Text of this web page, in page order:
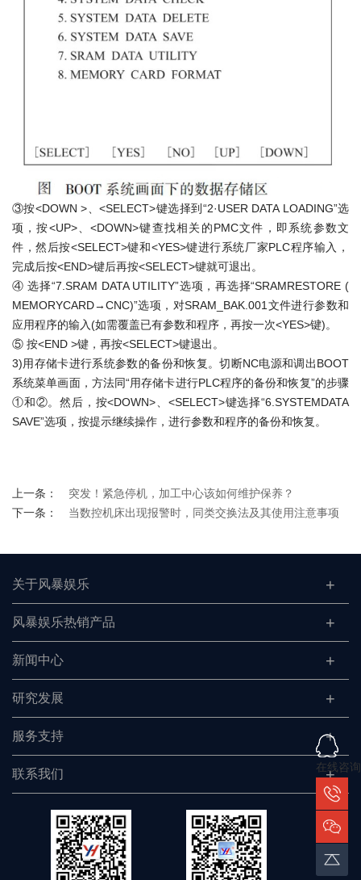
③按<DOWN >、<SELECT>键选择到“2·USER DATA LOADING”选
项，按<UP>、<DOWN>键查找相关的PMC文件，即系统参数文
件，然后按<SELECT>键和<YES>键进行系统厂家PLC程序输入，
完成后按<END>键后再按<SELECT>键就可退出。
④ 选择“7.SRAM DATA UTILITY”选项，再选择“SRAMRESTORE (
MEMORYCARD→CNC)”选项，对SRAM_BAK.001文件进行参数和
应用程序的输入(如需覆盖已有参数和程序，再按一次<YES>键)。
⑤ 按<END >键，再按<SELECT>键退出。
3)用存储卡进行系统参数的备份和恢复。切断NC电源和调出BOOT
系统菜单画面，方法同“用存储卡进行PLC程序的备份和恢复”的步骤
①和②。然后，按<DOWN>、<SELECT>键选择“6.SYSTEMDATA
SAVE”选项，按提示继续操作，进行参数和程序的备份和恢复。
上一条：
突发！紧急停机，加工中心该如何维护保养？
下一条：
当数控机床出现报警时，同类交换法及其使用注意事项
关于风暴娱乐
风暴娱乐热销产品
新闻中心
研究发展
服务支持
联系我们
在线咨询